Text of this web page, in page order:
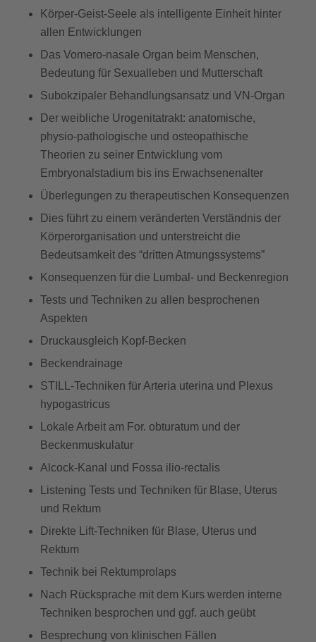
Körper-Geist-Seele als intelligente Einheit hinter
allen Entwicklungen
Das Vomero-nasale Organ beim Menschen,
Bedeutung für Sexualleben und Mutterschaft
Subokzipaler Behandlungsansatz und VN-Organ
Der weibliche Urogenitatrakt: anatomische,
physio-pathologische und osteopathische
Theorien zu seiner Entwicklung vom
Embryonalstadium bis ins Erwachsenenalter
Überlegungen zu therapeutischen Konsequenzen
Dies führt zu einem veränderten Verständnis der
Körperorganisation und unterstreicht die
Bedeutsamkeit des “dritten Atmungssystems”
Konsequenzen für die Lumbal- und Beckenregion
Tests und Techniken zu allen besprochenen
Aspekten
Druckausgleich Kopf-Becken
Beckendrainage
STILL-Techniken für Arteria uterina und Plexus
hypogastricus
Lokale Arbeit am For. obturatum und der
Beckenmuskulatur
Alcock-Kanal und Fossa ilio-rectalis
Listening Tests und Techniken für Blase, Uterus
und Rektum
Direkte Lift-Techniken für Blase, Uterus und
Rektum
Technik bei Rektumprolaps
Nach Rücksprache mit dem Kurs werden interne
Techniken besprochen und ggf. auch geübt
Besprechung von klinischen Fällen